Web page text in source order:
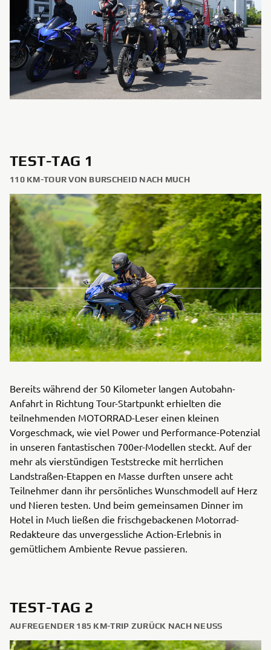
TEST-TAG 1
110 KM-TOUR VON BURSCHEID NACH MUCH
Bereits während der 50 Kilometer langen Autobahn-
Anfahrt in Richtung Tour-Startpunkt erhielten die
teilnehmenden MOTORRAD-Leser einen kleinen
Vorgeschmack, wie viel Power und Performance-Potenzial
in unseren fantastischen 700er-Modellen steckt. Auf der
mehr als vierstündigen Teststrecke mit herrlichen
Landstraßen-Etappen en Masse durften unsere acht
Teilnehmer dann ihr persönliches Wunschmodell auf Herz
und Nieren testen. Und beim gemeinsamen Dinner im
Hotel in Much ließen die frischgebackenen Motorrad-
Redakteure das unvergessliche Action-Erlebnis in
gemütlichem Ambiente Revue passieren.
TEST-TAG 2
AUFREGENDER 185 KM-TRIP ZURÜCK NACH NEUSS